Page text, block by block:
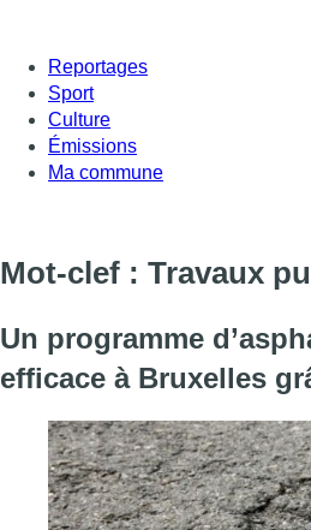
Reportages
Sport
Culture
Émissions
Ma commune
Mot-clef : Travaux
Un programme
efficace à Bruxelles